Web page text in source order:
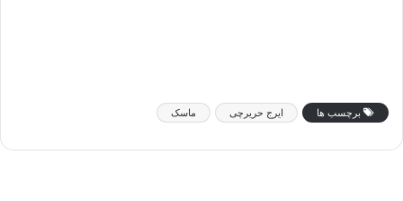
برچسب ها ایرج حریرچی ماسک